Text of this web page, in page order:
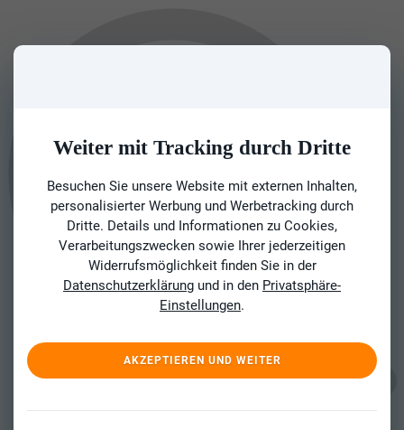
Weiter mit Tracking durch Dritte
Besuchen Sie unsere Website mit externen Inhalten,
personalisierter Werbung und Werbetracking durch
Dritte. Details und Informationen zu Cookies,
Verarbeitungszwecken sowie Ihrer jederzeitigen
Widerrufsmöglichkeit finden Sie in der
Datenschutzerklärung und in den Privatsphäre-
Einstellungen.
AKZEPTIEREN UND WEITER